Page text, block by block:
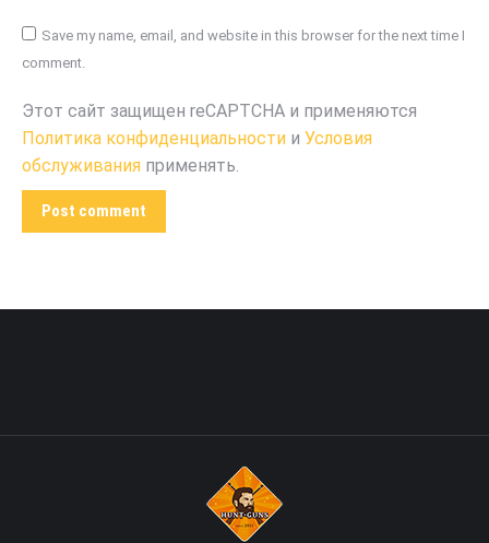
Save my name, email, and website in this browser for the next time I
comment.
Этот сайт защищен reCAPTCHA и применяются
Политика конфиденциальности и Условия
обслуживания применять.
Post comment